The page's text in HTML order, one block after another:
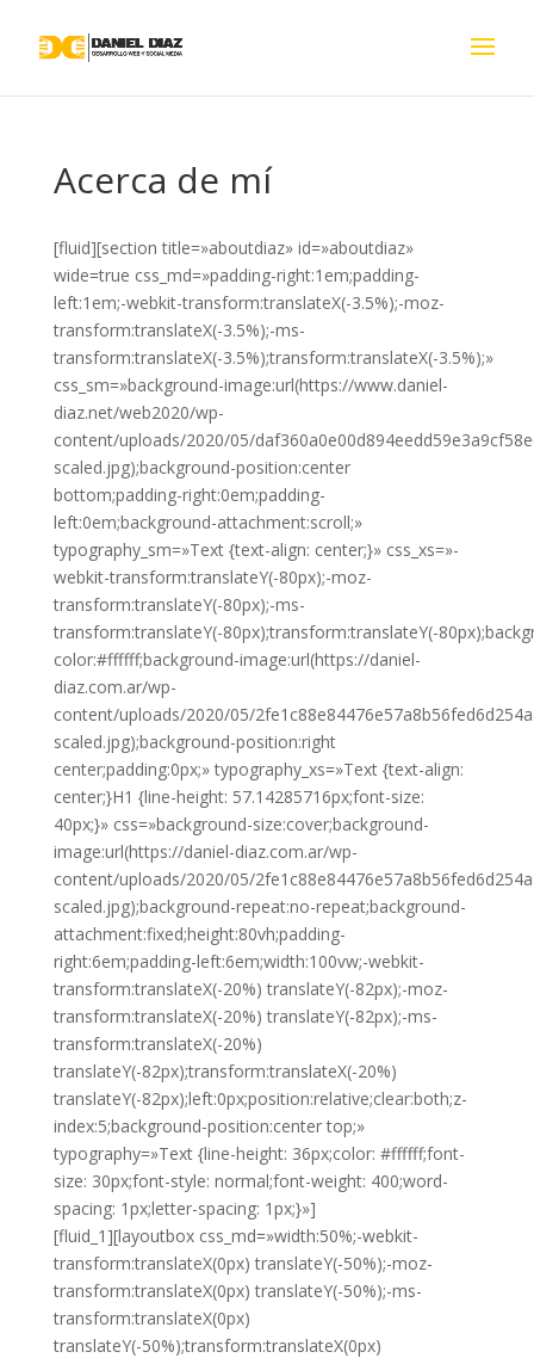
Acerca de mí
[fluid][section title=»aboutdiaz» id=»aboutdiaz»
wide=true css_md=»padding-right:1em;padding-
left:1em;-webkit-transform:translateX(-3.5%);-moz-
transform:translateX(-3.5%);-ms-
transform:translateX(-3.5%);transform:translateX(-3.5%);»
css_sm=»background-image:url(https://www.daniel-
diaz.net/web2020/wp-
content/uploads/2020/05/
scaled.jpg);background-position:center
bottom;padding-right:0em;padding-
left:0em;background-attachment:scroll;»
typography_sm=»Text {text-align: center;}» css_xs=»-
webkit-transform:translateY(-80px);-moz-
transform:translateY(-80px);-ms-
transform:translateY(-80px);transform:translateY(-
color:#ffffff;background-image:url(https://daniel-
diaz.com.ar/wp-
content/uploads/2020/05/
scaled.jpg);background-position:right
center;padding:0px;» typography_xs=»Text {text-align:
center;}H1 {line-height: 57.14285716px;font-size:
40px;}» css=»background-size:cover;background-
image:url(https://daniel-diaz.com.ar/wp-
content/uploads/2020/05/
scaled.jpg);background-repeat:no-repeat;background-
attachment:fixed;height:80vh;padding-
right:6em;padding-left:6em;width:100vw;-webkit-
transform:translateX(-20%) translateY(-82px);-moz-
transform:translateX(-20%) translateY(-82px);-ms-
transform:translateX(-20%)
translateY(-82px);transform:translateX(-20%)
translateY(-82px);left:0px;position:relative;clear:both;z-
index:5;background-position:center top;»
typography=»Text {line-height: 36px;color: #ffffff;font-
size: 30px;font-style: normal;font-weight: 400;word-
spacing: 1px;letter-spacing: 1px;}»]
[fluid_1][layoutbox css_md=»width:50%;-webkit-
transform:translateX(0px) translateY(-50%);-moz-
transform:translateX(0px) translateY(-50%);-ms-
transform:translateX(0px)
translateY(-50%);transform:translateX(0px)